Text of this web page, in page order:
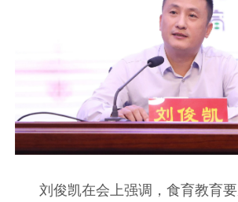
刘俊凯在会上强调，食育教育